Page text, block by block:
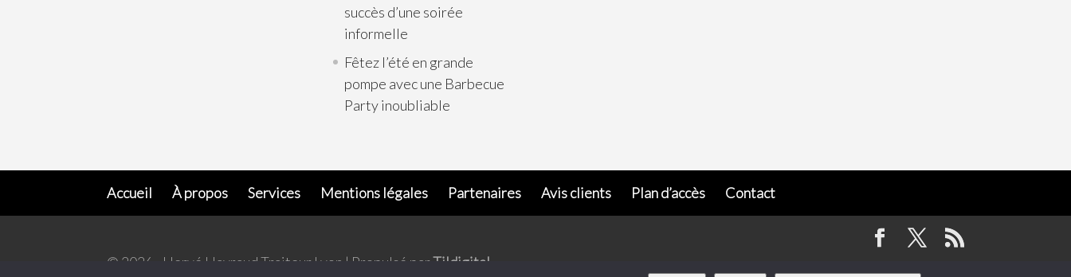
succès d’une soirée
informelle
Fêtez l’été en grande
pompe avec une Barbecue
Party inoubliable
Accueil À propos Services Mentions légales Partenaires Avis clients Plan d’accès Contact
© 2026 - Hervé Hayraud Traiteur Lyon | Propulsé parTildigital